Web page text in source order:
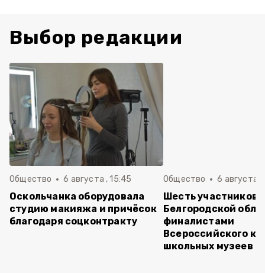
Выбор редакции
Общество 6 августа , 15:45
Оскольчанка оборудовала
студию макияжа и причёсок
благодаря соцконтракту
Общество 6 августа ,
Шесть участников
Белгородской
финалистами
Всероссийского
школьных музеев